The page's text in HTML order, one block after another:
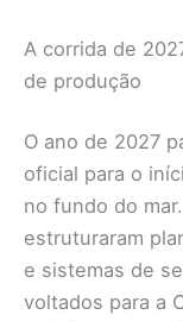
A corrida de
de produção
O ano de 2027
oficial para o
no fundo do
estruturaram
e sistemas de
voltados para a